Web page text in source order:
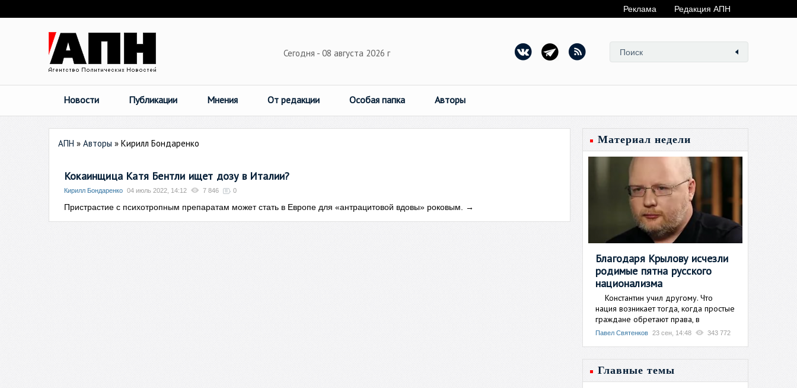
Реклама Редакция АПН
Сегодня - 08 августа 2026 г
Новости Публикации Мнения От редакции Особая папка Авторы
АПН » Авторы » Кирилл Бондаренко
Кокаинщица Катя Бентли ищет дозу в Италии?
Кирилл Бондаренко 04 июль 2022, 14:12 7 846 0
Пристрастие с психотропным препаратам может стать в Европе для «антрацитовой вдовы» роковым. →
Материал недели
Благодаря Крылову исчезли
родимые пятна русского
национализма
Константин учил другому. Что
нация возникает тогда, когда простые
граждане обретают права, в
Павел Святенков 23 сен, 14:48 343 772
Главные темы